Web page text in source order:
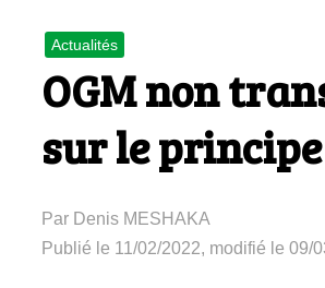
Le
Actualités
OGM non
sur le
Par Denis MESHAKA
Publié le 11/02/2022, modifié le 09/